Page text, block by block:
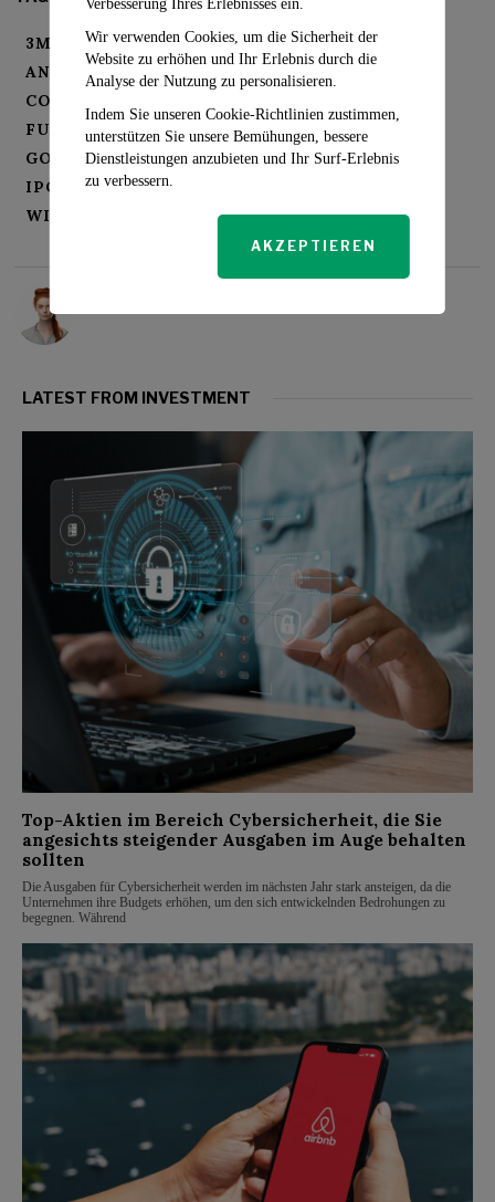
3M-VERGLEICH
AI-BOOST
ANPASSUNGSFÄHIGKEIT VON UNTERNEHMEN
COSTCO GESUNDHEITSWESEN
FUSIONEN UND AKQUISITIONEN
GOLDMAN SACHS
INVESTMENTBANKEN
IPOS
WALL STREET
WIRTSCHAFTLICHE TRENDS
LATEST FROM INVESTMENT
Top-Aktien im Bereich Cybersicherheit, die Sie
angesichts steigender Ausgaben im Auge behalten
sollten
Die Ausgaben für Cybersicherheit werden im nächsten Jahr stark ansteigen, da die
Unternehmen ihre Budgets erhöhen, um den sich entwickelnden Bedrohungen zu
begegnen. Während
Verbesserung Ihres Erlebnisses ein.
Wir verwenden Cookies, um die Sicherheit der
Website zu erhöhen und Ihr Erlebnis durch die
Analyse der Nutzung zu personalisieren.
Indem Sie unseren Cookie-Richtlinien zustimmen,
unterstützen Sie unsere Bemühungen, bessere
Dienstleistungen anzubieten und Ihr Surf-Erlebnis
zu verbessern.
AKZEPTIEREN